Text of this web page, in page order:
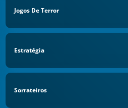
Jogos De Terror
Estratégia
Sorrateiros